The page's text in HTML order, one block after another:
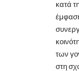
κατά
των
στη